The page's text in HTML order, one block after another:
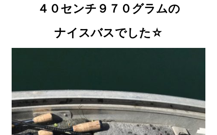
４０センチ９７０グラムの
ナイスバスでした☆